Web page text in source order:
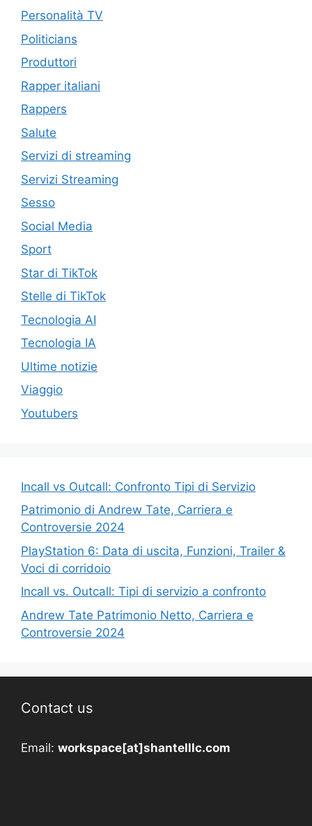
Personalità TV
Politicians
Produttori
Rapper italiani
Rappers
Salute
Servizi di streaming
Servizi Streaming
Sesso
Social Media
Sport
Star di TikTok
Stelle di TikTok
Tecnologia AI
Tecnologia IA
Ultime notizie
Viaggio
Youtubers
Incall vs Outcall: Confronto Tipi di Servizio
Patrimonio di Andrew Tate, Carriera e
Controversie 2024
PlayStation 6: Data di uscita, Funzioni, Trailer &
Voci di corridoio
Incall vs. Outcall: Tipi di servizio a confronto
Andrew Tate Patrimonio Netto, Carriera e
Controversie 2024
Contact us
Email: workspace[at]shantelllc.com